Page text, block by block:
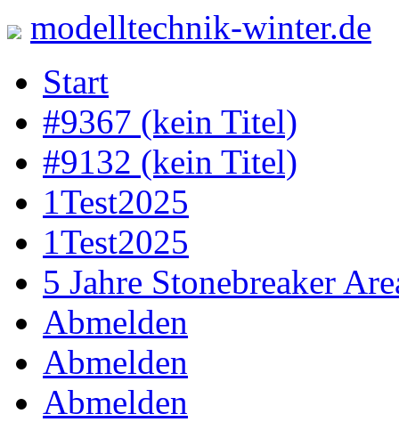
modelltechnik-winter.de
to
contentStart
#9367 (kein Titel)
#9132 (kein Titel)
1Test2025
1Test2025
5 Jahre Stonebreaker
Abmelden
Abmelden
Abmelden